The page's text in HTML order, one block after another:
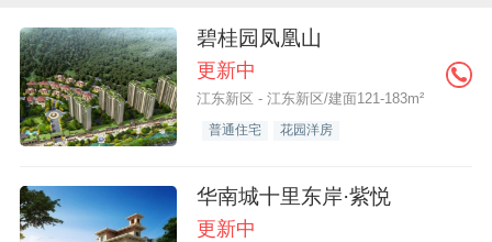
碧桂园凤凰山
更新中
江东新区 - 江东新区/建面121-183m²
普通住宅 花园洋房
华南城十里东岸·紫悦
更新中